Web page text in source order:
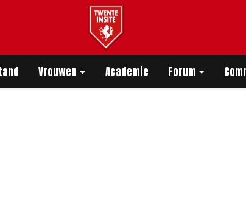
Vrouwen Academie Forum